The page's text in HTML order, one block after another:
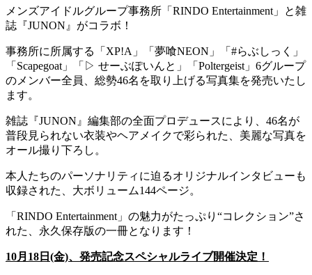
メンズアイドルグループ事務所「RINDO Entertainment」と雑
誌『JUNON』がコラボ！
事務所に所属する「XP!A」「夢喰NEON」「#らぶしっく」
「Scapegoat」「▷ せーぶぽいんと」「Poltergeist」6グループ
のメンバー全員、総勢46名を取り上げる写真集を発売いたし
ます。
雑誌『JUNON』編集部の全面プロデュースにより、46名が
普段見られない衣装やヘアメイクで彩られた、美麗な写真を
オール撮り下ろし。
本人たちのパーソナリティに迫るオリジナルインタビューも
収録された、大ボリューム144ページ。
「RINDO Entertainment」の魅力がたっぷり“コレクション”さ
れた、永久保存版の一冊となります！
10月18日(金)、発売記念スペシャルライブ開催決定！